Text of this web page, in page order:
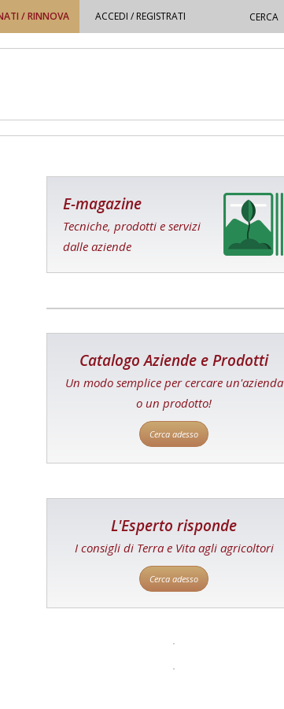
/ RINNOVA ACCEDI / REGISTRATI
E-magazine
Tecniche, prodotti e servizi
dalle aziende
Catalogo Aziende e Prodotti
Un modo semplice per cercare un'azienda
o un prodotto!
Cerca adesso
L'Esperto risponde
I consigli di Terra e Vita agli agricoltori
Cerca adesso